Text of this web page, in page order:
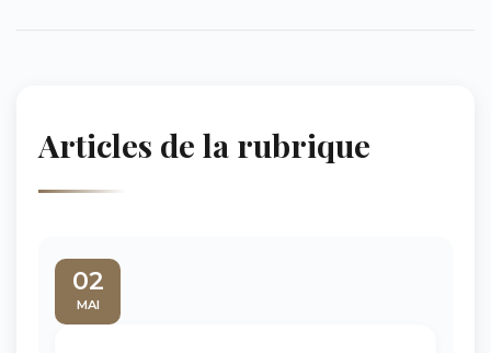
Articles de la rubrique
02
MAI